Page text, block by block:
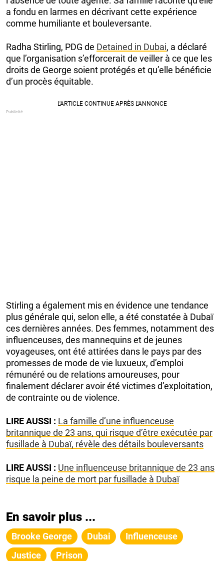
a fondu en larmes en décrivant cette expérience
comme humiliante et bouleversante.
Radha Stirling, PDG de Detained in Dubai, a déclaré
que l’organisation s’efforcerait de veiller à ce que les
droits de George soient protégés et qu’elle bénéficie
d’un procès équitable.
Stirling a également mis en évidence une tendance
plus générale qui, selon elle, a été constatée à Dubaï
ces dernières années. Des femmes, notamment des
influenceuses, des mannequins et de jeunes
voyageuses, ont été attirées dans le pays par des
promesses de mode de vie luxueux, d’emploi
rémunéré ou de relations amoureuses, pour
finalement déclarer avoir été victimes d’exploitation,
de contrainte ou de violence.
LIRE AUSSI : La famille d’une influenceuse
britannique de 23 ans, qui risque d’être exécutée par
fusillade à Dubaï, révèle des détails bouleversants
LIRE AUSSI : Une influenceuse britannique de 23 ans
risque la peine de mort par fusillade à Dubaï
En savoir plus ...
Brooke George Dubai
Influenceuse
Justice
Prison